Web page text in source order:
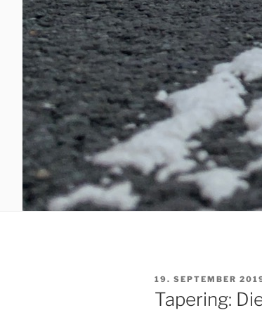
VERÖFFENTLICHT
AM
19. SEPTEMBER
Tapering: